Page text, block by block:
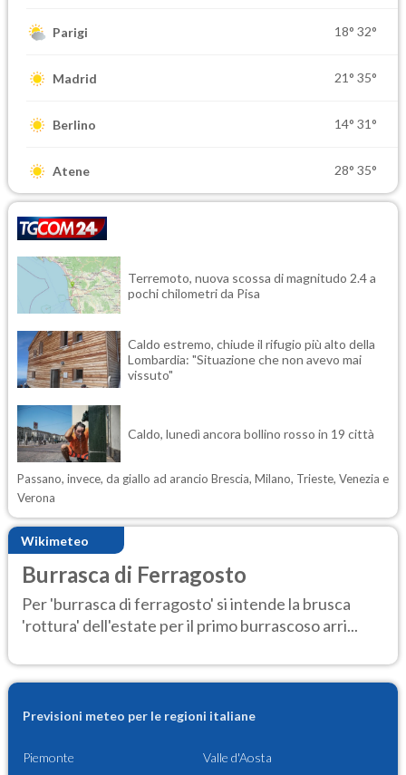
Parigi 18° 32°
Madrid 21° 35°
Berlino 14° 31°
Atene 28° 35°
Terremoto, nuova scossa di magnitudo 2.4 a
pochi chilometri da Pisa
Caldo estremo, chiude il rifugio più alto della
Lombardia: "Situazione che non avevo mai
vissuto"
Caldo, lunedì ancora bollino rosso in 19 città
Passano, invece, da giallo ad arancio Brescia, Milano, Trieste, Venezia e
Verona
Wikimeteo
Burrasca di Ferragosto
Per 'burrasca di ferragosto' si intende la brusca
'rottura' dell'estate per il primo burrascoso arri...
Previsioni meteo per le regioni italiane
Piemonte Valle d'Aosta